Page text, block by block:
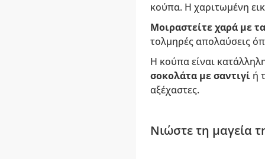
κούπα. Η χαριτωμένη
Μοιραστείτε χαρά με
τολμηρές απολαύσεις
Η κούπα είναι
σοκολάτα με σαντιγίή
αξέχαστες.
Νιώστε τη μαγεία